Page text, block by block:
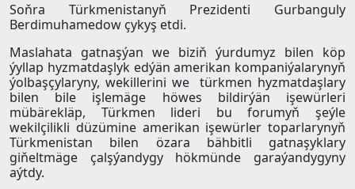
Soňra Türkmenistanyň Prezidenti Gurbanguly
Berdimuhamedow çykyş etdi.
Maslahata gatnaşýan we biziň ýurdumyz bilen köp
ýyllap hyzmatdaşlyk edýän amerikan kompaniýalarynyň
ýolbaşçylaryny, wekillerini we türkmen hyzmatdaşlary
bilen bile işlemäge höwes bildirýän işewürleri
mübärekläp, Türkmen lideri bu forumyň şeýle
wekilçilikli düzümine amerikan işewürler toparlarynyň
Türkmenistan bilen özara bähbitli gatnaşyklary
giňeltmäge çalşýandygy hökmünde garaýandygyny
aýtdy.